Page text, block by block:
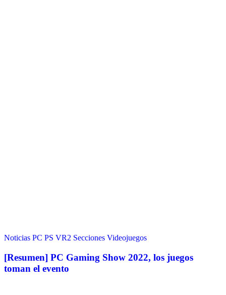
Noticias PC PS VR2 Secciones Videojuegos
[Resumen] PC Gaming Show 2022, los juegos
toman el evento